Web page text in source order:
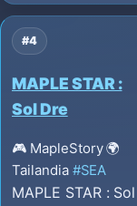
#4
MAPLE STAR :
Sol Dre
🎮 MapleStory 🌍
Tailandia #SEA
MAPLE STAR : Sol